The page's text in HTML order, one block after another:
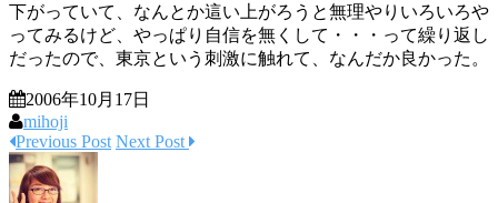
下がっていて、なんとか這い上がろうと無理やりいろいろや
ってみるけど、やっぱり自信を無くして・・・って繰り返し
だったので、東京という刺激に触れて、なんだか良かった。
2006年10月17日
mihoji
Previous Post Next Post